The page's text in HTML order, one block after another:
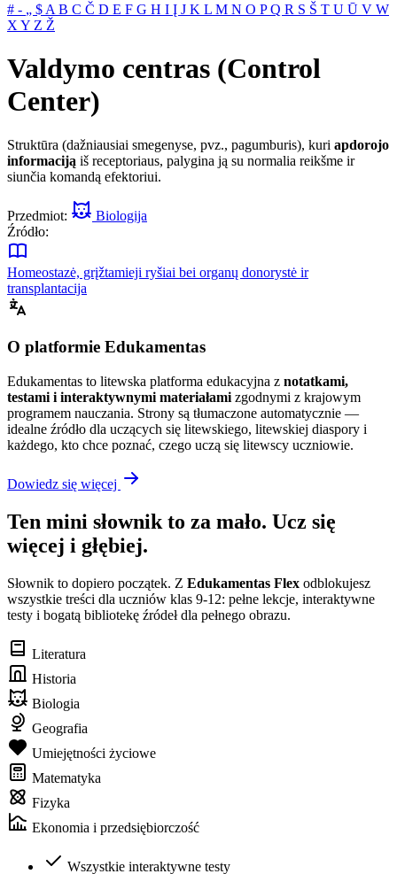
# ‐ „ $ A B C Č D E F G H I Į J K L M N O PQ R S Š T U Ū V W
X Y Z Ž
Valdymo centras (Control
Center)
Struktūra (dažniausiai smegenyse, pvz., pagumburis), kuri apdorojo
informaciją iš receptoriaus, palygina ją su normalia reikšme ir
siunčia komandą efektoriui.
Przedmiot:
Biologija
Źródło:
Homeostazė, grįžtamieji ryšiai bei organų donorystė ir
transplantacija
O platformie Edukamentas
Edukamentas to litewska platforma edukacyjna z notatkami,
testami i interaktywnymi materiałami zgodnymi z krajowym
programem nauczania. Strony są tłumaczone automatycznie —
idealne źródło dla uczących się litewskiego, litewskiej diaspory i
każdego, kto chce poznać, czego uczą się litewscy uczniowie.
Dowiedz się więcej
Ten mini słownik to za mało. Ucz się
więcej i głębiej.
Słownik to dopiero początek. Z Edukamentas Flex odblokujesz
wszystkie treści dla uczniów klas 9-12: pełne lekcje, interaktywne
testy i bogatą bibliotekę źródeł dla pełnego obrazu.
Literatura
Historia
Biologia
Geografia
Umiejętności życiowe
Matematyka
Fizyka
Ekonomia i przedsiębiorczość
Wszystkie interaktywne testy